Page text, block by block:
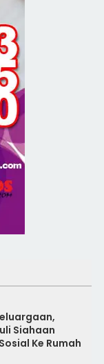
Siahaan
Ke Rumah